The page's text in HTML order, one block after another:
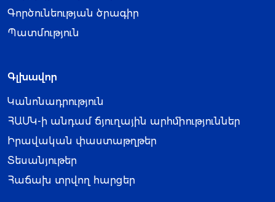
Գործունեության ծրագիր
Պատմություն
Գլխավոր
Կանոնադրություն
ՀԱՄԿ-ի անդամ ճյուղային արհմիություններ
Իրավական փաստաթղթեր
Տեսանյութեր
Հաճախ տրվող հարցեր